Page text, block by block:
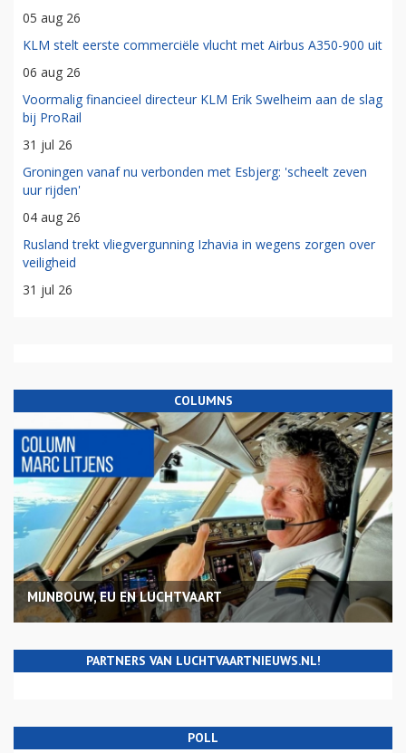
05 aug 26
KLM stelt eerste commerciële vlucht met Airbus A350-900 uit
06 aug 26
Voormalig financieel directeur KLM Erik Swelheim aan de slag
bij ProRail
31 jul 26
Groningen vanaf nu verbonden met Esbjerg: 'scheelt zeven
uur rijden'
04 aug 26
Rusland trekt vliegvergunning Izhavia in wegens zorgen over
veiligheid
31 jul 26
COLUMNS
MIJNBOUW, EU EN LUCHTVAART
PARTNERS VAN LUCHTVAARTNIEUWS.NL!
POLL